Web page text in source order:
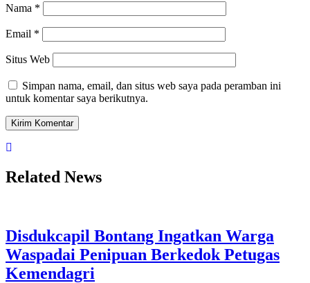
Nama *
Email *
Situs Web
Simpan nama, email, dan situs web saya pada peramban ini
untuk komentar saya berikutnya.
Related News
Disdukcapil Bontang Ingatkan Warga
Waspadai Penipuan Berkedok Petugas
Kemendagri